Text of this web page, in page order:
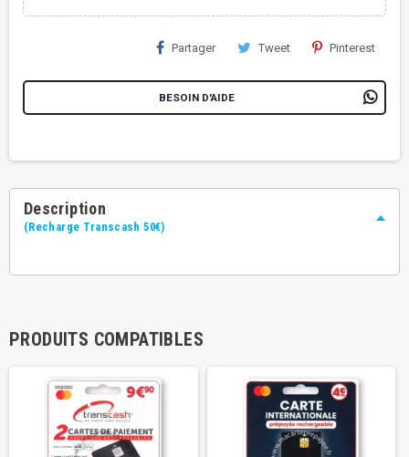
Partager Tweet Pinterest
BESOIN D'AIDE
Description
(Recharge Transcash 50€)
PRODUITS COMPATIBLES